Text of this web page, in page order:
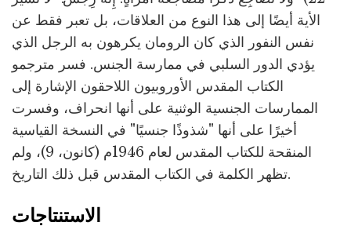
الأية أيضًا إلى هذا النوع من العلاقات، بل تعبر فقط عن
نفس النفور الذي كان الرومان يكرهون به الرجل الذي
يؤدي الدور السلبي في ممارسة الجنس. فسر مترجمو
الكتاب المقدس الأوروبيون اللاحقون الإشارة إلى
الممارسات الجنسية الوثنية على أنها انحراف، وفسرت
أخيرًا على أنها "شذوذًا جنسيًا" في النسخة القياسية
المنقحة للكتاب المقدس لعام 1946م (كانون، 9)، ولم
تظهر الكلمة في الكتاب المقدس قبل ذلك التاريخ.
الاستنتاجات